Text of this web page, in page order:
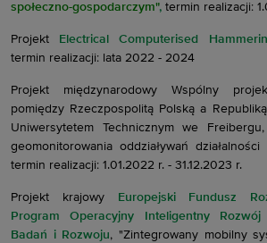
społeczno-gospodarczym", termin realizacji:
Projekt Electrical Computerised
termin realizacji: lata 2022 - 2024
Projekt międzynarodowy Wspólny
pomiędzy Rzeczpospolitą Polską a
Uniwersytetem Technicznym we
geomonitorowania oddziaływań
termin realizacji: 1.01.2022 r. - 31.12.2023 r.
Projekt krajowy
Europejski Fundusz
Program Operacyjny Inteligentny
Badań i Rozwoju, "Zintegrowany mobilny